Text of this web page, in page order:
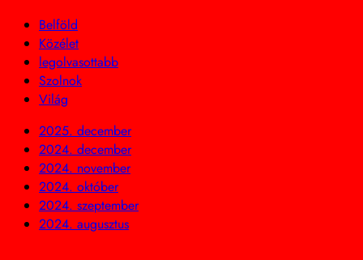
Belföld
Közélet
legolvasottabb
Szolnok
Világ
2025. december
2024. december
2024. november
2024. október
2024. szeptember
2024. augusztus